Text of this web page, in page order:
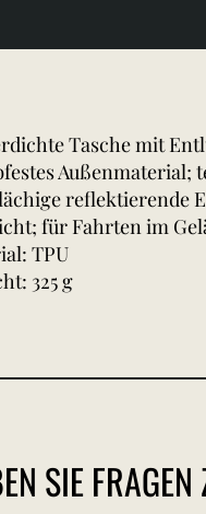
Tasche mit
Außenmaterial;
reflektierende
für Fahrten im
TPU
325 g
SIE